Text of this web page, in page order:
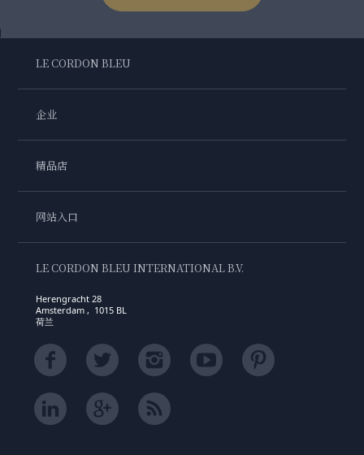
LE CORDON BLEU
企业
精品店
网站入口
LE CORDON BLEU INTERNATIONAL B.V.
Herengracht 28
Amsterdam , 1015 BL
荷兰